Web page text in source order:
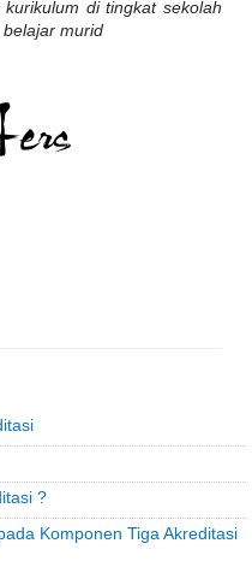
di tingkat sekolah
murid
?
Komponen Tiga Akreditasi